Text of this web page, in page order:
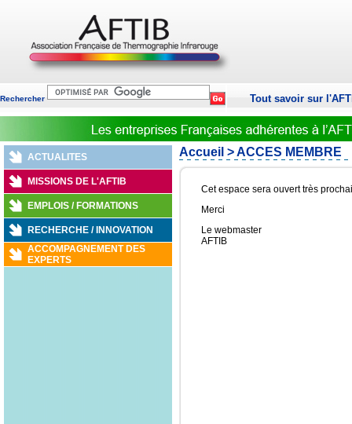
Rechercher Tout savoir sur
ACTUALITES
MISSIONS DE L'AFTIB
EMPLOIS / FORMATIONS
RECHERCHE / INNOVATION
ACCOMPAGNEMENT DES
EXPERTS
Accueil > ACCES MEMBRE
Cet espace sera ouvert très
Merci
Le webmaster
AFTIB